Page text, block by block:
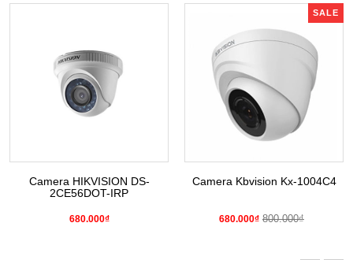
Camera HIKVISION DS-
2CE56DOT-IRP
680.000₫
SALE
Camera Kbvision Kx-1004C4
680.000₫ 800.000₫